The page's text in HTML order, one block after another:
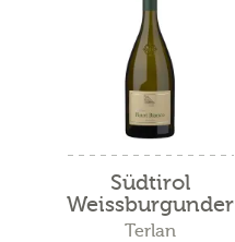
Südtirol
Weissburgunder
DOC
Terlan